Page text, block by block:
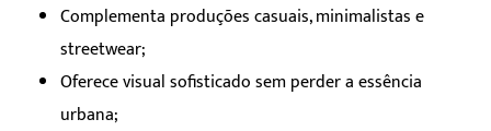
Complementa produções casuais, minimalistas e
streetwear;
Oferece visual sofisticado sem perder a essência
urbana;